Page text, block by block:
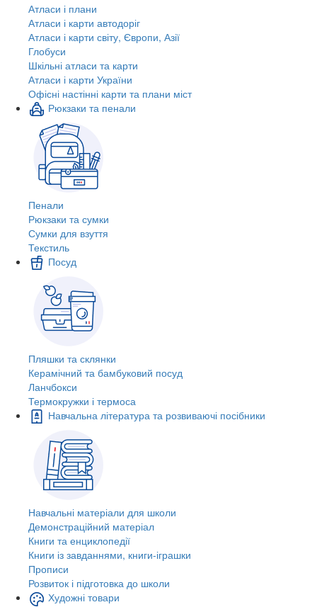
Атласи і плани
Атласи і карти автодоріг
Атласи і карти світу, Європи, Азії
Глобуси
Шкільні атласи та карти
Атласи і карти України
Офісні настінні карти та плани міст
Рюкзаки та пенали
Пенали
Рюкзаки та сумки
Сумки для взуття
Текстиль
Посуд
Пляшки та склянки
Керамічний та бамбуковий посуд
Ланчбокси
Термокружки і термоса
Навчальна література та розвиваючі посібники
Навчальні матеріали для школи
Демонстраційний матеріал
Книги та енциклопедії
Книги із завданнями, книги-іграшки
Прописи
Розвиток і підготовка до школи
Художні товари